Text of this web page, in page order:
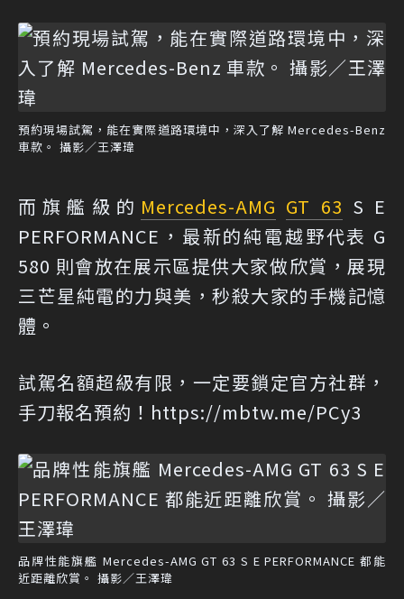
預約現場試駕，能在實際道路環境中，深入了解 Mercedes-Benz
車款。 攝影／王澤瑋
而旗艦級的 Mercedes-AMG GT 63 S E
PERFORMANCE，最新的純電越野代表 G
580 則會放在展示區提供大家做欣賞，展現
三芒星純電的力與美，秒殺大家的手機記憶
體。
試駕名額超級有限，一定要鎖定官方社群，
手刀報名預約！ https://mbtw.me/PCy3
品牌性能旗艦 Mercedes-AMG GT 63 S E PERFORMANCE 都能
近距離欣賞。 攝影／王澤瑋